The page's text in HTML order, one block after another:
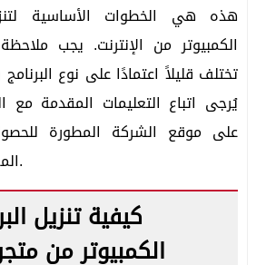
هذه هي الخطوات الأساسية
الكمبيوتر من الإنترنت. يجب
تختلف قليلاً اعتمادًا على نوع
يُرجى اتباع التعليمات المقدمة مع
على موقع الشركة المطورة
المعلومات والتفاصيل.
كيفية تنزيل
الكمبيوتر من